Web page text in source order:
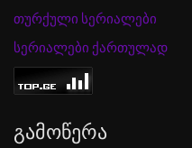
თურქული სერიალები
სერიალები ქართულად
Გამოწერა